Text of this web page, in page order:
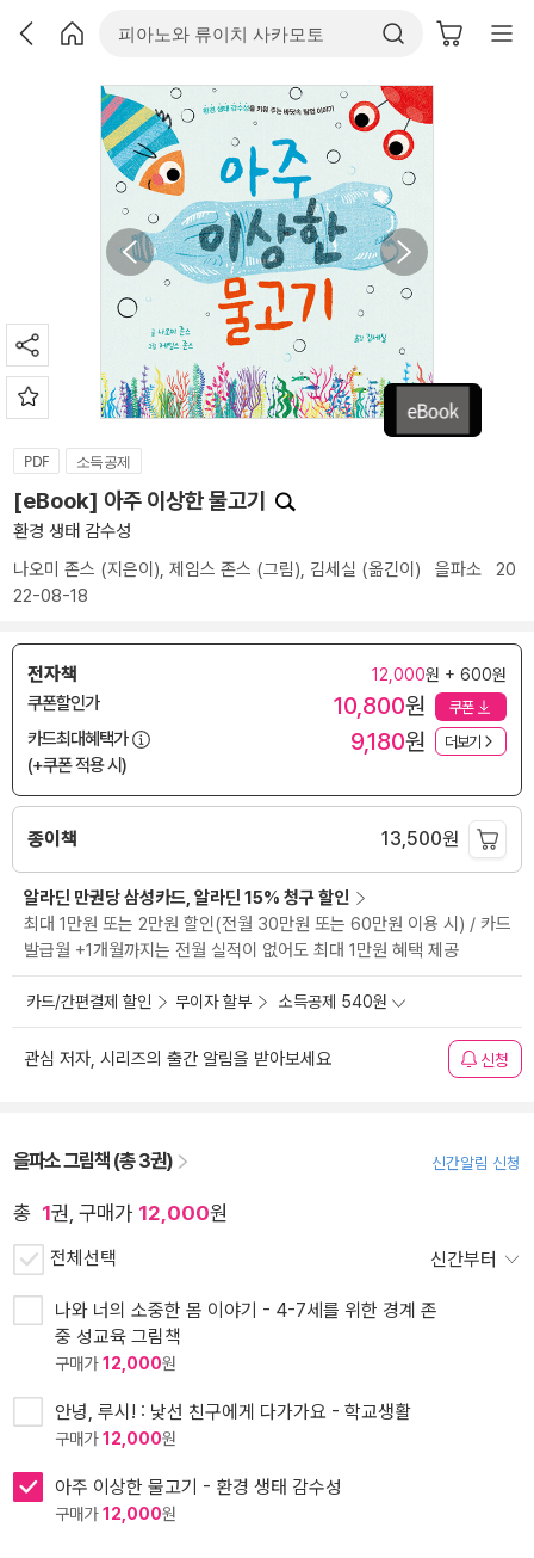
PDF 소득공제
[eBook] 아주 이상한 물고기
환경 생태 감수성
나오미 존스 (지은이), 제임스 존스 (그림), 김세실 (옮긴이) 을파소 20
22-08-18
전자책 12,000원 + 600원
쿠폰할인가 10,800원 쿠폰
카드최대혜택가
(+쿠폰 적용 시)
9,180원 더보기
종이책 13,500원
알라딘 만권당 삼성카드, 알라딘 15% 청구 할인
최대 1만원 또는 2만원 할인(전월 30만원 또는 60만원 이용 시) / 카드
발급월 +1개월까지는 전월 실적이 없어도 최대 1만원 혜택 제공
카드/간편결제 할인 무이자 할부 소득공제 540원
관심 저자, 시리즈의 출간 알림을 받아보세요 신청
을파소 그림책 (총 3권) 신간알림 신청
총 1권, 구매가 12,000원
전체선택 신간부터
나와 너의 소중한 몸 이야기 - 4-7세를 위한 경계 존
중 성교육 그림책
구매가12,000원
안녕, 루시! : 낯선 친구에게 다가가요 - 학교생활
구매가12,000원
아주 이상한 물고기 - 환경 생태 감수성
구매가12,000원